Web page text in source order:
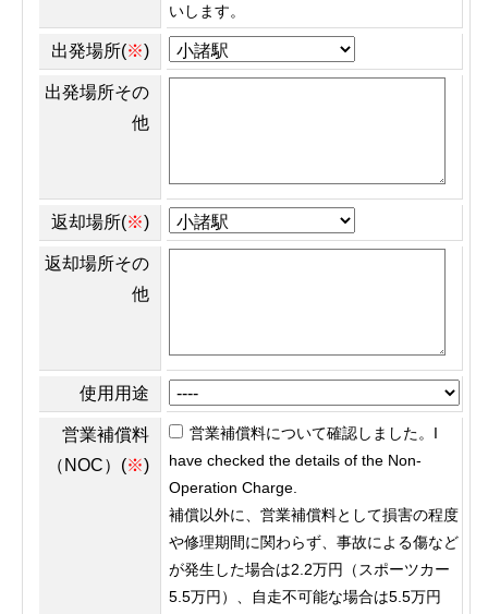
いします。
出発場所(※)
出発場所その
他
返却場所(※)
返却場所その
他
使用用途
営業補償料
（NOC）(※)
営業補償料について確認しました。I
have checked the details of the Non-
Operation Charge.
補償以外に、営業補償料として損害の程度
や修理期間に関わらず、事故による傷など
が発生した場合は2.2万円（スポーツカー
5.5万円）、自走不可能な場合は5.5万円